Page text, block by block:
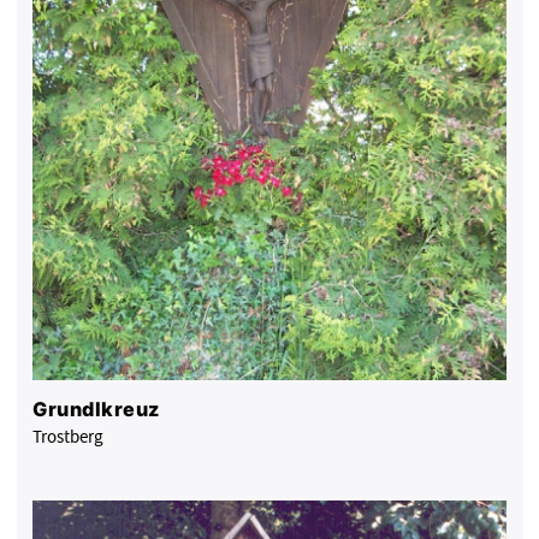
Grundlkreuz
Trostberg